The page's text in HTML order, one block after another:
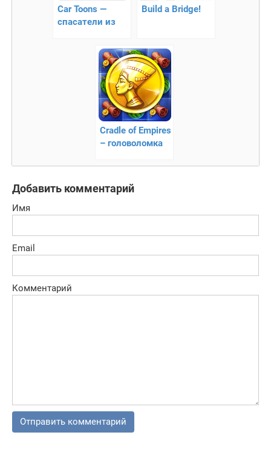
Car Toons —
спасатели из
Build a Bridge!
Cradle of Empires
– головоломка
Добавить комментарий
Имя
Email
Комментарий